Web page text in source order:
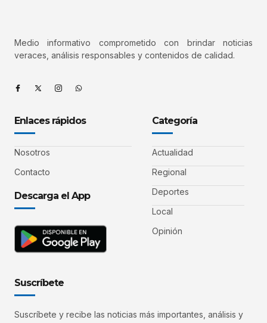
Medio informativo comprometido con brindar noticias
veraces, análisis responsables y contenidos de calidad.
Enlaces rápidos
Nosotros
Contacto
Descarga el App
Categoría
Actualidad
Regional
Deportes
Local
Opinión
Suscríbete
Suscríbete y recibe las noticias más importantes, análisis y